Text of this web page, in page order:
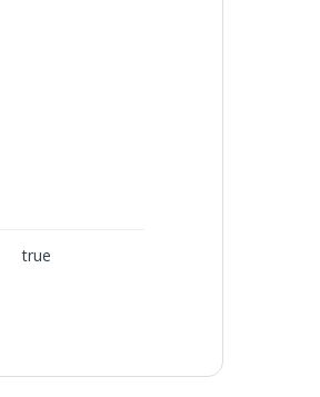
true